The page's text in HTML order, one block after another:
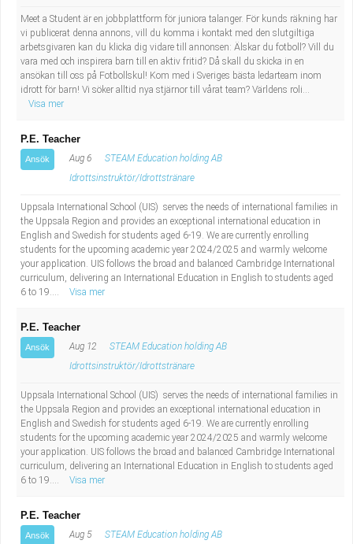
Meet a Student är en jobbplattform för juniora talanger. För kunds räkning har
vi publicerat denna annons, vill du komma i kontakt med den slutgiltiga
arbetsgivaren kan du klicka dig vidare till annonsen: Älskar du fotboll? Vill du
vara med och inspirera barn till en aktiv fritid? Då skall du skicka in en
ansökan till oss på Fotbollskul! Kom med i Sveriges bästa ledarteam inom
idrott för barn! Vi söker alltid nya stjärnor till vårat team? Världens roli...
Visa mer
P.E. Teacher
Ansök Aug 6
STEAM Education holding AB
Idrottsinstruktör/Idrottstränare
Uppsala International School (UIS) serves the needs of international families in
the Uppsala Region and provides an exceptional international education in
English and Swedish for students aged 6-19. We are currently enrolling
students for the upcoming academic year 2024/2025 and warmly welcome
your application. UIS follows the broad and balanced Cambridge International
curriculum, delivering an International Education in English to students aged
6 to 19....
Visa mer
P.E. Teacher
Ansök Aug 12
STEAM Education holding AB
Idrottsinstruktör/Idrottstränare
Uppsala International School (UIS) serves the needs of international families in
the Uppsala Region and provides an exceptional international education in
English and Swedish for students aged 6-19. We are currently enrolling
students for the upcoming academic year 2024/2025 and warmly welcome
your application. UIS follows the broad and balanced Cambridge International
curriculum, delivering an International Education in English to students aged
6 to 19....
Visa mer
P.E. Teacher
Ansök Aug 5
STEAM Education holding AB